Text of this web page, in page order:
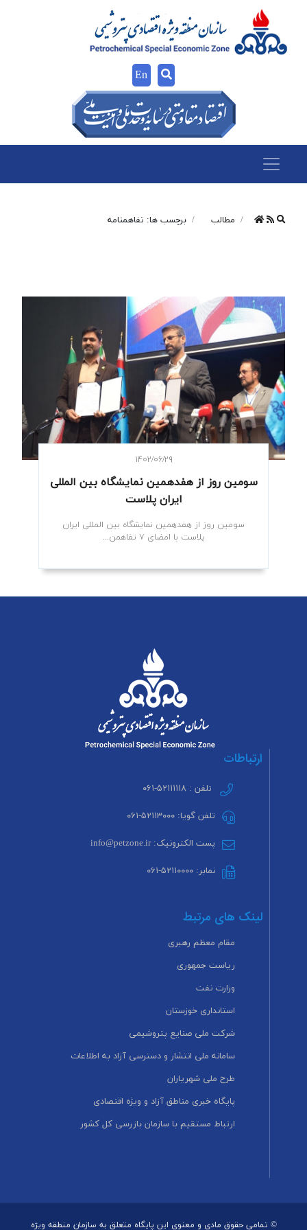
En
مطالب برچسب ها: تفاهمنامه
۱۴۰۲/۰۶/۲۹
سومین روز از هفدهمین نمایشگاه بین المللی
ایران پلاست
سومین روز از هفدهمین نمایشگاه بین المللی ایران
پلاست با امضای ۷ تفاهمن...
ارتباطات
تلفن : ۵۲۱۱۱۱۱۸-۰۶۱
تلفن گویا: ۵۲۱۱۳۰۰۰-۰۶۱
پست الکترونیک: info@petzone.ir
نمابر: ۵۲۱۱۰۰۰۰-۰۶۱
لینک های مرتبط
مقام معظم رهبری
ریاست جمهوری
وزارت نفت
استانداری خوزستان
شرکت ملی صنایع پتروشیمی
سامانه ملی انتشار و دسترسی آزاد به اطلاعات
طرح ملی شهریاران
پایگاه خبری مناطق آزاد و ویژه اقتصادی
ارتباط مستقیم با سازمان بازرسی کل کشور
© تمامی حقوق مادی و معنوی این پایگاه متعلق به سازمان منطقه ویژه